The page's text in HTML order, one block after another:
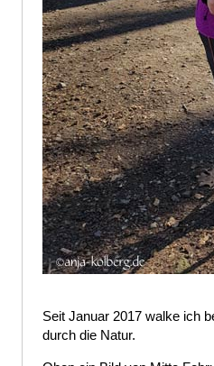
Seit Januar 2017 walke ich
durch die Natur.